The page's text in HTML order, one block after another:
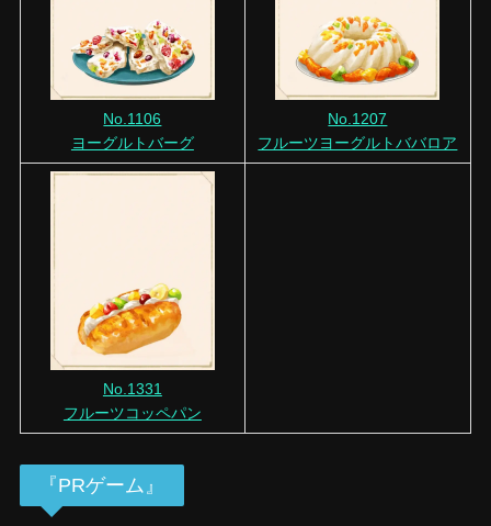
No.1106
ヨーグルトバーグ
No.1207
フルーツヨーグルトババロア
No.1331
フルーツコッペパン
『PRゲーム』